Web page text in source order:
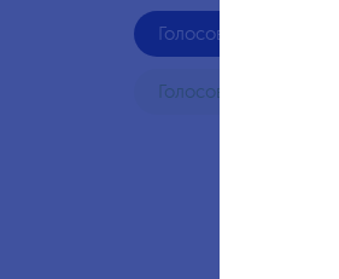
Голосование жюри
Голосования зрителей